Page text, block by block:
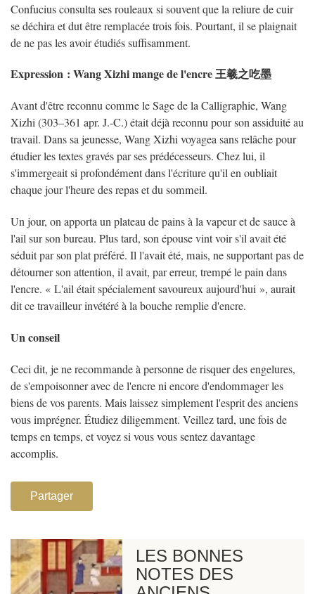
Confucius consulta ses rouleaux si souvent que la reliure de cuir
se déchira et dut être remplacée trois fois. Pourtant, il se plaignait
de ne pas les avoir étudiés suffisamment.
Expression : Wang Xizhi mange de l'encre 王羲之吃墨
Avant d'être reconnu comme le Sage de la Calligraphie, Wang
Xizhi (303–361 apr. J.-C.) était déjà reconnu pour son assiduité au
travail. Dans sa jeunesse, Wang Xizhi voyagea sans relâche pour
étudier les textes gravés par ses prédécesseurs. Chez lui, il
s'immergeait si profondément dans l'écriture qu'il en oubliait
chaque jour l'heure des repas et du sommeil.
Un jour, on apporta un plateau de pains à la vapeur et de sauce à
l'ail sur son bureau. Plus tard, son épouse vint voir s'il avait été
séduit par son plat préféré. Il l'avait été, mais, ne supportant pas de
détourner son attention, il avait, par erreur, trempé le pain dans
l'encre. « L'ail était spécialement savoureux aujourd'hui », aurait
dit ce travailleur invétéré à la bouche remplie d'encre.
Un conseil
Ceci dit, je ne recommande à personne de risquer des engelures,
de s'empoisonner avec de l'encre ni encore d'endommager les
biens de vos parents. Mais laissez simplement l'esprit des anciens
vous imprégner. Étudiez diligemment. Veillez tard, une fois de
temps en temps, et voyez si vous vous sentez davantage
accomplis.
Partager
LES BONNES
NOTES DES